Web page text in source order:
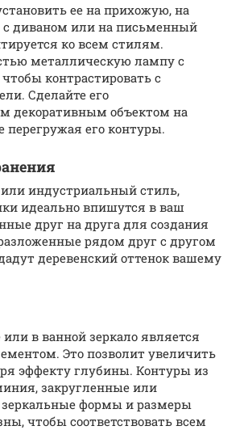
ее на прихожую, на
диваном или на письменный
ко всем стилям.
металлическую лампу с
контрастировать с
Сделайте его
декоративным объектом на
перегружая его контуры.
индустриальный стиль,
идеально впишутся в ваш
друг на друга для создания
рядом друг с другом
деревенский оттенок вашему
или в ванной зеркало является
Это позволит увеличить
эффекту глубины. Контуры из
закругленные или
формы и размеры
чтобы соответствовать всем